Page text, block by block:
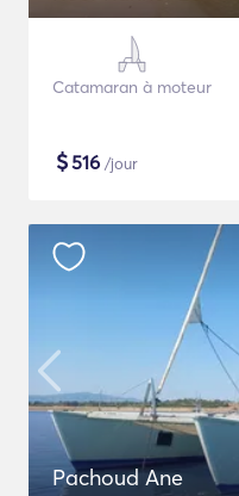
Catamaran à moteur
$516 /jour
Pachoud Ane